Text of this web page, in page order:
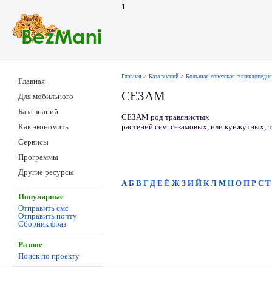
1
Главная
Для мобильного
База знаний
Как экономить
Сервисы
Программы
Другие ресурсы
Популярные
Отправить смс
Отправить почту
Сборник фраз
Разное
Поиск по проекту
Главная > База знаний > Большая советская энциклопедия
СЕЗАМ
СЕЗАМ род травянистых
растений сем. сезамовых, или кунжутных;
А Б В Г Д Е Ё Ж З И Й К Л М Н О П Р С Т